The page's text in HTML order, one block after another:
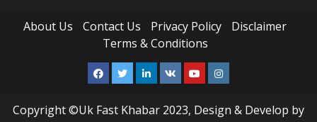
About Us Contact Us Privacy Policy
Disclaimer
Terms & Conditions
Facebook
TwitterLinkedin
VK YoutubeInstagram
Copyright ©Uk Fast Khabar 2023, Design & Develop by